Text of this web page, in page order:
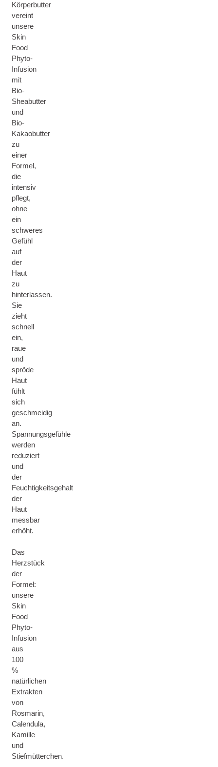
Körperbutter
vereint
unsere
Skin
Food
Phyto-
Infusion
mit
Bio-
Sheabutter
und
Bio-
Kakaobutter
zu
einer
Formel,
die
intensiv
pflegt,
ohne
ein
schweres
Gefühl
auf
der
Haut
zu
hinterlassen.
Sie
zieht
schnell
ein,
raue
und
spröde
Haut
fühlt
sich
geschmeidig
an.
Spannungsgefühle
werden
reduziert
und
der
Feuchtigkeitsgehalt
der
Haut
messbar
erhöht.
Das
Herzstück
der
Formel:
unsere
Skin
Food
Phyto-
Infusion
aus
100
%
natürlichen
Extrakten
von
Rosmarin,
Calendula,
Kamille
und
Stiefmütterchen.